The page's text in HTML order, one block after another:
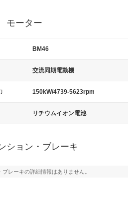
モーター
BM46
交流同期電動機
150kW/4739-5623rpm
リチウムイオン電池
ション・ブレーキ
レーキの詳細情報はありません。